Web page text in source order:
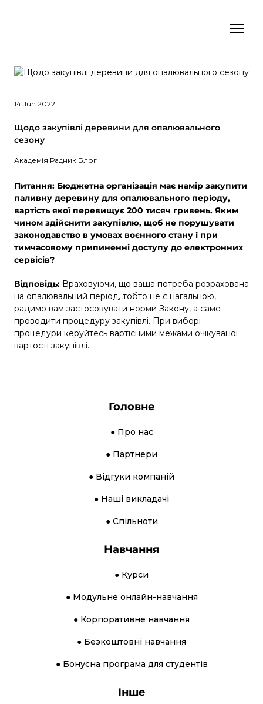
14 Jun 2022
Щодо закупівлі деревини для опалювального
сезону
Академія Радник Блог
Питання: Бюджетна організація має намір закупити
паливну деревину для опалювального періоду,
вартість якої перевищує 200 тисяч гривень. Яким
чином здійснити закупівлю, щоб не порушувати
законодавство в умовах воєнного стану і при
тимчасовому припиненні доступу до електронних
сервісів?
Відповідь: Враховуючи, що ваша потреба розрахована
на опалювальний період, тобто не є нагальною,
радимо вам застосовувати норми Закону, а саме
проводити процедуру закупівлі. При виборі
процедури керуйтесь вартісними межами очікуваної
вартості закупівлі.
Головне
● Про нас
● Партнери
● Відгуки компаній
● Наші викладачі
● Спільноти
Навчання
● Курси
● Модульне онлайн-навчання
● Корпоративне навчання
● Безкоштовні навчання
● Бонусна програма для студентів
Інше